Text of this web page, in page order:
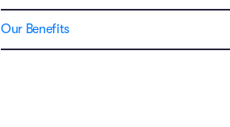
Our Benefits